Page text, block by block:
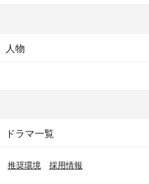
人物
ドラマ一覧
推奨環境 採用情報